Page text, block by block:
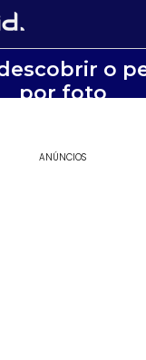
o
por foto
ANÚNCIOS